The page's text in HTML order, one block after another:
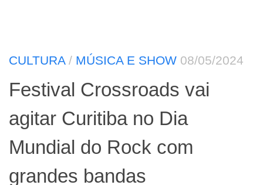
CULTURA/ MÚSICA E SHOW 08/05/2024
Festival Crossroads vai
agitar Curitiba no Dia
Mundial do Rock com
grandes bandas